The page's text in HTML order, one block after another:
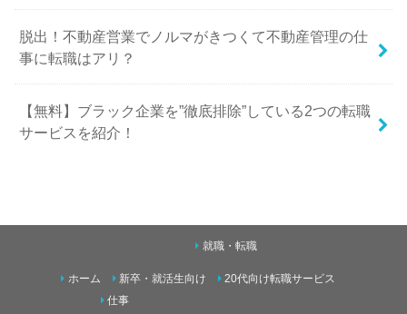
脱出！不動産営業でノルマがきつくて不動産管理の仕
事に転職はアリ？
【無料】ブラック企業を”徹底排除”している2つの転職
サービスを紹介！
ホーム
就職・転職
新卒・就活生向け
20代向け転職サービス
仕事